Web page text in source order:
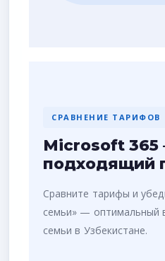
СРАВНЕНИЕ ТАРИФОВ
Microsoft
подходящий
Сравните тарифы и
семьи» — оптимальный
семьи в Узбекистане.